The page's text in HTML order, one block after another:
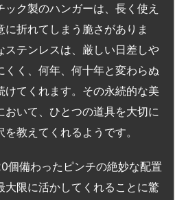
ック製のハンガーは、長く使え
折れてしまう脆さがありま
ステンレスは、厳しい日差しや
く、何年、何十年と変わらぬ
てくれます。その永続的な美
おいて、ひとつの道具を大切に
教えてくれるようです。
個備わったピンチの絶妙な配置
大限に活かしてくれることに驚